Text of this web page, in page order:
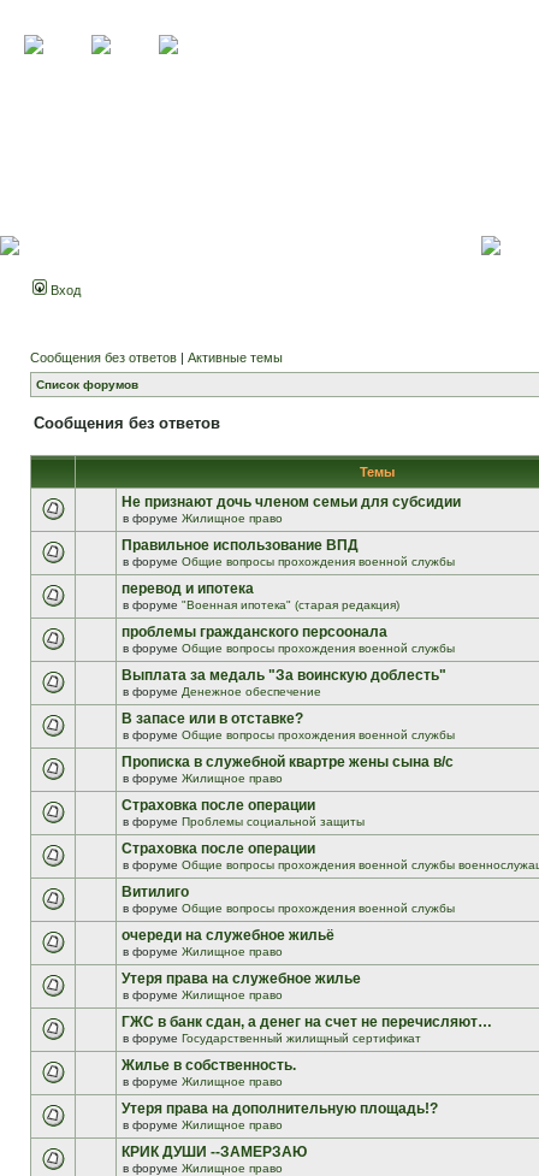
Вход
Сообщения без ответов | Активные темы
Список форумов
Сообщения без ответов
Темы
Не признают дочь членом семьи для субсидии
в форуме Жилищное право
Правильное использование ВПД
в форуме Общие вопросы прохождения военной службы
перевод и ипотека
в форуме "Военная ипотека" (старая редакция)
проблемы гражданского персоонала
в форуме Общие вопросы прохождения военной службы
Выплата за медаль "За воинскую доблесть"
в форуме Денежное обеспечение
В запасе или в отставке?
в форуме Общие вопросы прохождения военной службы
Прописка в служебной квартре жены сына в/с
в форуме Жилищное право
Страховка после операции
в форуме Проблемы социальной защиты
Страховка после операции
в форуме Общие вопросы прохождения военной службы
Витилиго
в форуме Общие вопросы прохождения военной службы
очереди на служебное жильё
в форуме Жилищное право
Утеря права на служебное жилье
в форуме Жилищное право
ГЖС в банк сдан, а денег на счет не перечисляют…
в форуме Государственный жилищный сертификат
Жилье в собственность.
в форуме Жилищное право
Утеря права на дополнительную площадь!?
в форуме Жилищное право
КРИК ДУШИ --ЗАМЕРЗАЮ
в форуме Жилищное право